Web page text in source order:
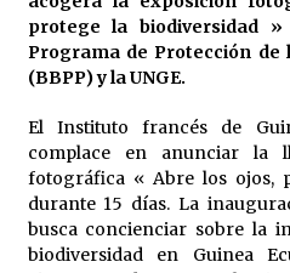
9 de febrero
Guinea
turístico en la
Conozca los
Voz 2025
23 de marzo
protege la biodiversidad
Programa de Protección de
(BBPP) y la UNGE.
El Instituto francés de
complace en anunciar la
fotográfica « Abre los ojos,
durante 15 días. La
busca concienciar sobre la
biodiversidad en Guinea